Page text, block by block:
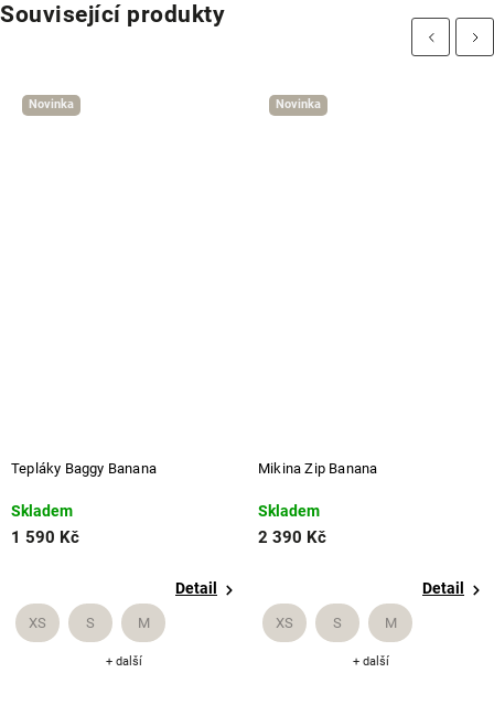
Související produkty
Previous
Novinka
Tepláky Baggy Banana
Skladem
1 590 Kč
Detail
XS S M
+ další
Novinka
Mikina Zip Banana
Skladem
2 390 Kč
Detail
XS S M
+ další
Next